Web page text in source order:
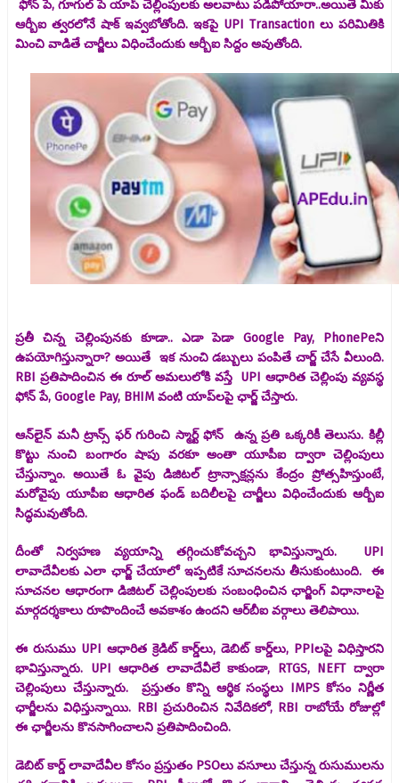
ఫోన్ పే, గూగుల్ పే యాప్ చెల్లింపులకు అలవాటు పడిపోయారా..అయితే మీకు
ఆర్బీఐ త్వరలోనే షాక్ ఇవ్వబోతోంది. ఇకపై UPI Transaction లు పరిమితికి
మించి వాడితే చార్జీలు విధించేందుకు ఆర్బీఐ సిద్దం అవుతోంది.
ప్రతీ చిన్న చెల్లింపునకు కూడా.. ఎడా పెడా Google Pay, PhonePeని
ఉపయోగిస్తున్నారా? అయితే ఇక నుంచి డబ్బులు పంపితే చార్జ్ చేసే వీలుంది.
RBI ప్రతిపాదించిన ఈ రూల్ అమలులోకి వస్తే UPI ఆధారిత చెల్లింపు వ్యవస్థ
ఫోన్ పే, Google Pay, BHIM వంటి యాప్‌లపై ఛార్జ్ చేస్తారు.
ఆన్‌లైన్ మనీ ట్రాన్స్ ఫర్ గురించి స్మార్ట్ ఫోన్ ఉన్న ప్రతి ఒక్కరికీ తెలుసు. కిల్లీ
కొట్టు నుంచి బంగారం షాపు వరకూ అంతా యూపీఐ ద్వారా చెల్లింపులు
చేస్తున్నాం. అయితే ఓ వైపు డిజిటల్ ట్రాన్సాక్షన్లను కేంద్రం ప్రోత్సహిస్తుంటే,
మరోవైపు యూపీఐ ఆధారిత ఫండ్ బదిలీలపై చార్జీలు విధించేందుకు ఆర్బీఐ
సిద్ధమవుతోంది.
దీంతో నిర్వహణ వ్యయాన్ని తగ్గించుకోవచ్చని భావిస్తున్నారు. UPI
లావాదేవీలకు ఎలా ఛార్జ్ చేయాలో ఇప్పటికే సూచనలను తీసుకుంటుంది. ఈ
సూచనల ఆధారంగా డిజిటల్ చెల్లింపులకు సంబంధించిన ఛార్జింగ్ విధానాలపై
మార్గదర్శకాలు రూపొందించే అవకాశం ఉందని ఆర్‌బీఐ వర్గాలు తెలిపాయి.
ఈ రుసుము UPI ఆధారిత క్రెడిట్ కార్డ్‌లు, డెబిట్ కార్డ్‌లు, PPIలపై విధిస్తారని
భావిస్తున్నారు. UPI ఆధారిత లావాదేవీలే కాకుండా, RTGS, NEFT ద్వారా
చెల్లింపులు చేస్తున్నారు. ప్రస్తుతం కొన్ని ఆర్థిక సంస్థలు IMPS కోసం నిర్ణీత
ఛార్జీలను విధిస్తున్నాయి. RBI ప్రచురించిన నివేదికలో, RBI రాబోయే రోజుల్లో
ఈ ఛార్జీలను కొనసాగించాలని ప్రతిపాదించింది.
డెబిట్ కార్డ్ లావాదేవీల కోసం ప్రస్తుతం PSOలు వసూలు చేస్తున్న రుసుములను